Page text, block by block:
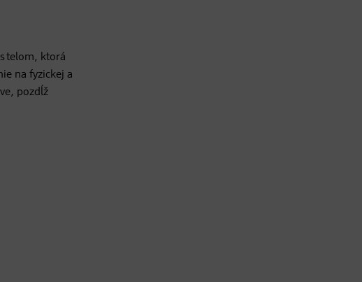
telom, ktorá
na fyzickej a
pozdĺž